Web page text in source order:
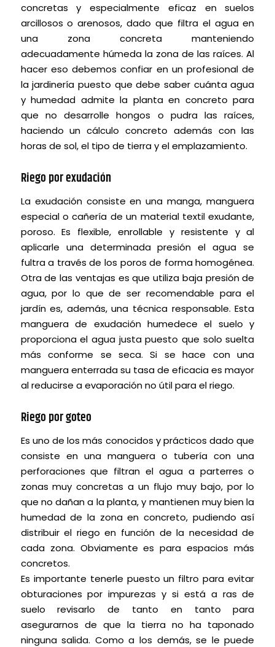
concretas y especialmente eficaz en suelos
arcillosos o arenosos, dado que filtra el agua en
una zona concreta manteniendo
adecuadamente húmeda la zona de las raíces. Al
hacer eso debemos confiar en un profesional de
la jardinería puesto que debe saber cuánta agua
y humedad admite la planta en concreto para
que no desarrolle hongos o pudra las raíces,
haciendo un cálculo concreto además con las
horas de sol, el tipo de tierra y el emplazamiento.
Riego por exudación
La exudación consiste en una manga, manguera
especial o cañería de un material textil exudante,
poroso. Es flexible, enrollable y resistente y al
aplicarle una determinada presión el agua se
fultra a través de los poros de forma homogénea.
Otra de las ventajas es que utiliza baja presión de
agua, por lo que de ser recomendable para el
jardín es, además, una técnica responsable. Esta
manguera de exudación humedece el suelo y
proporciona el agua justa puesto que solo suelta
más conforme se seca. Si se hace con una
manguera enterrada su tasa de eficacia es mayor
al reducirse a evaporación no útil para el riego.
Riego por goteo
Es uno de los más conocidos y prácticos dado que
consiste en una manguera o tubería con una
perforaciones que filtran el agua a parterres o
zonas muy concretas a un flujo muy bajo, por lo
que no dañan a la planta, y mantienen muy bien la
humedad de la zona en concreto, pudiendo así
distribuir el riego en función de la necesidad de
cada zona. Obviamente es para espacios más
concretos.
Es importante tenerle puesto un filtro para evitar
obturaciones por impurezas y si está a ras de
suelo revisarlo de tanto en tanto para
asegurarnos de que la tierra no ha taponado
ninguna salida. Como a los demás, se le puede